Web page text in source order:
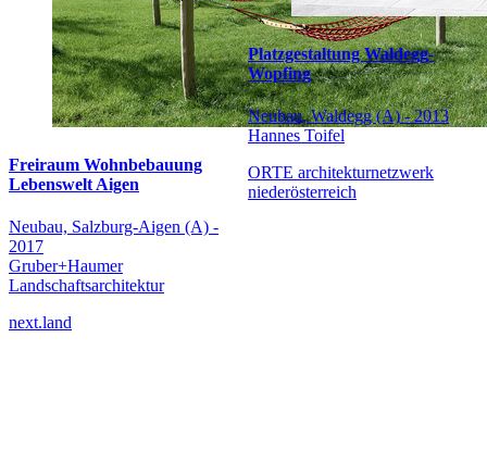
Freiraum Wohnbebauung
Lebenswelt Aigen
Neubau, Salzburg-Aigen (A) -
2017
Gruber+Haumer
Landschaftsarchitektur
next.land
Platzgestaltung Waldegg-
Wopfing
Neubau, Waldegg (A) - 2013
Hannes Toifel
ORTE architekturnetzwerk
niederösterreich